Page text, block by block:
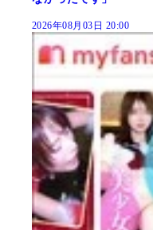
2026年08月03日 20:00